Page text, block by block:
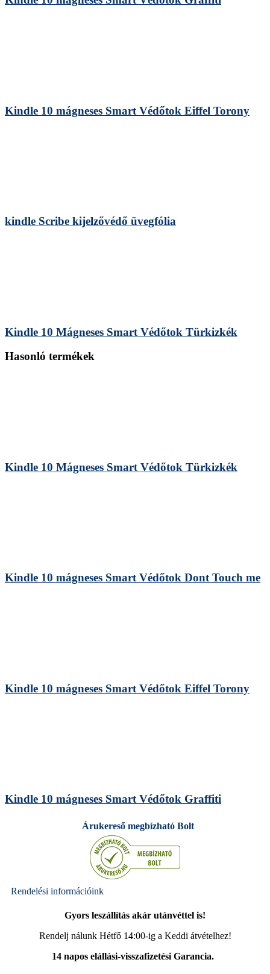
Kindle 10 mágneses Smart Védőtok Eiffel Torony
kindle Scribe kijelzővédő üvegfólia
Kindle 10 Mágneses Smart Védőtok Türkizkék
Hasonló termékek
Kindle 10 Mágneses Smart Védőtok Türkizkék
Kindle 10 mágneses Smart Védőtok Dont Touch me
Kindle 10 mágneses Smart Védőtok Eiffel Torony
Kindle 10 mágneses Smart Védőtok Graffiti
Árukereső megbízható Bolt
Rendelési információink
Gyors leszállítás akár utánvéttel is!
Rendelj nálunk Hétfő 14:00-ig a Keddi átvételhez!
14 napos elállási-visszafizetési Garancia.